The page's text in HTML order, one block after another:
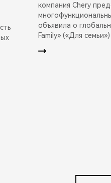
компания Chery
объявила о
Family» («Для